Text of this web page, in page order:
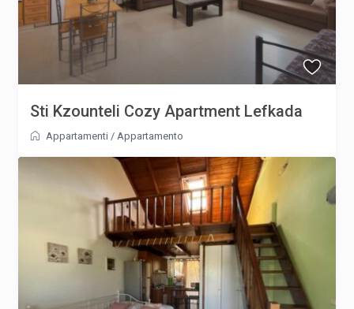
Sti Kzounteli Cozy Apartment Lefkada
Appartamenti /Appartamento